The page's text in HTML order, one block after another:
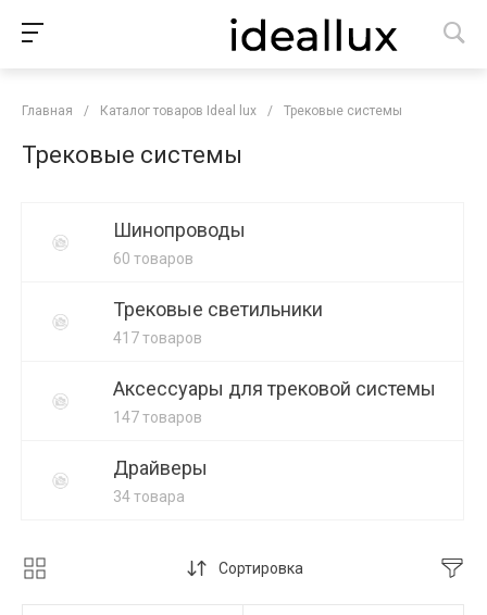
Главная / Каталог товаров Ideal lux / Трековые системы
Трековые системы
Шинопроводы
60 товаров
Трековые светильники
417 товаров
Аксессуары для трековой системы
147 товаров
Драйверы
34 товара
Сортировка